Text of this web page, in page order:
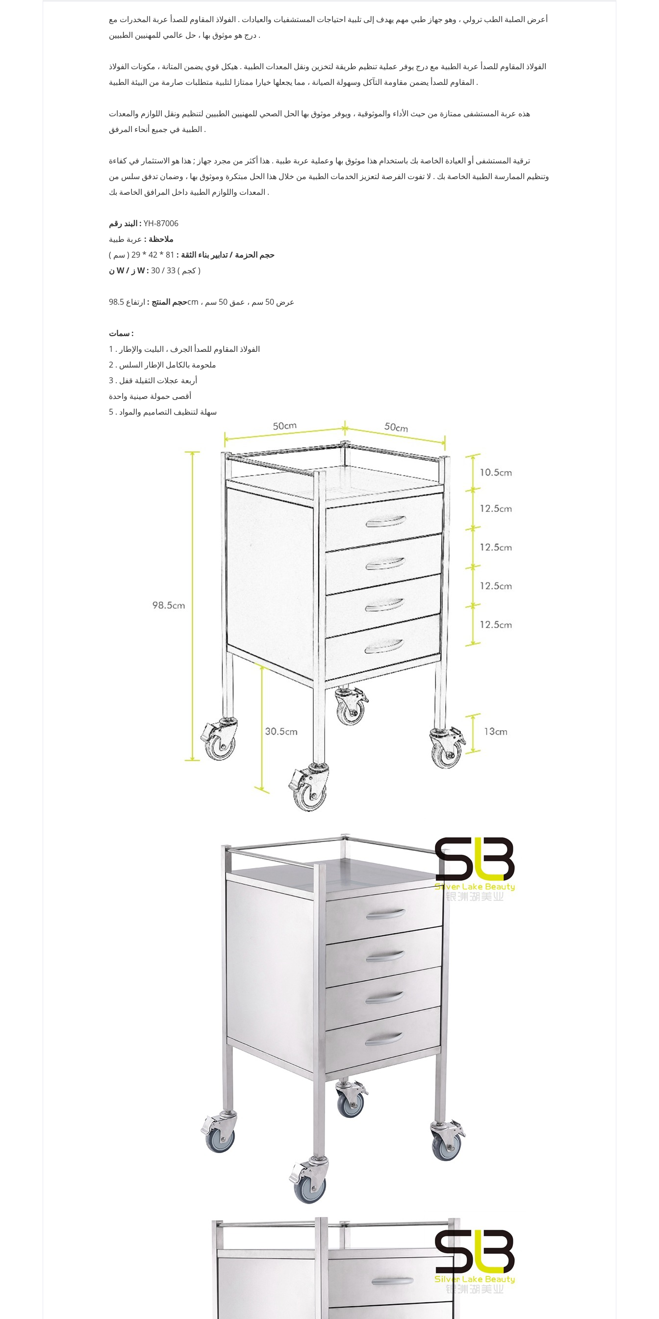
أعرض الصلبة الطب ترولي ، وهو جهاز طبي مهم يهدف إلى تلبية احتياجات المستشفيات والعيادات . الفولاذ المقاوم للصدأ عربة المخدرات مع
درج هو موثوق بها ، حل عالمي للمهنيين الطبيين .
الفولاذ المقاوم للصدأ عربة الطبية مع درج يوفر عملية تنظيم طريقة لتخزين ونقل المعدات الطبية . هيكل قوي يضمن المتانة ، مكونات الفولاذ
المقاوم للصدأ يضمن مقاومة التآكل وسهولة الصيانة ، مما يجعلها خيارا ممتازا لتلبية متطلبات صارمة من البيئة الطبية .
هذه عربة المستشفى ممتازة من حيث الأداء والموثوقية ، ويوفر موثوق بها الحل الصحي للمهنيين الطبيين لتنظيم ونقل اللوازم والمعدات
الطبية في جميع أنحاء المرفق .
ترقية المستشفى أو العيادة الخاصة بك باستخدام هذا موثوق بها وعملية عربة طبية . هذا أكثر من مجرد جهاز ; هذا هو الاستثمار في كفاءة
وتنظيم الممارسة الطبية الخاصة بك . لا تفوت الفرصة لتعزيز الخدمات الطبية من خلال هذا الحل مبتكرة وموثوق بها ، وضمان تدفق سلس من
المعدات واللوازم الطبية داخل المرافق الخاصة بك .
البند رقم : YH-87006
ملاحظة : عربة طبية
حجم الحزمة / تدابير بناء الثقة :
ن W / ز W :
30 / 33 ( كجم )
حجم المنتج : ارتفاع 98.5cm ، عرض 50 سم ، عمق 50 سم
سمات :
1 . الفولاذ المقاوم للصدأ الجرف ، البليت والإطار
2 . ملحومة بالكامل الإطار السلس
3 . أربعة عجلات الثقيلة قفل
أقصى حمولة صينية واحدة
5 . سهلة لتنظيف التصاميم والمواد